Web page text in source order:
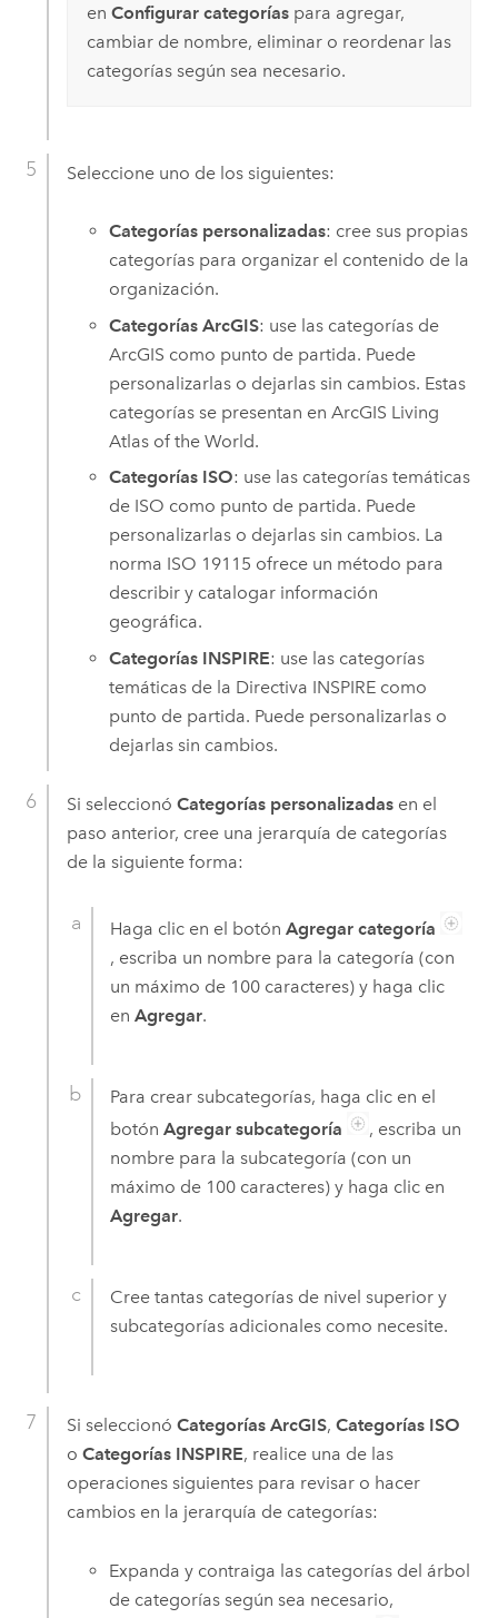
en Configurar categoríaspara agregar,
cambiar de nombre, eliminar o reordenar las
categorías según sea necesario.
Seleccione uno de los siguientes:
Categorías personalizadas: cree sus propias
categorías para organizar el contenido de la
organización.
Categorías ArcGIS: use las categorías de
ArcGIS como punto de partida. Puede
personalizarlas o dejarlas sin cambios. Estas
categorías se presentan enArcGIS Living
Atlas of the World.
Categorías ISO: use las categorías temáticas
de ISO como punto de partida. Puede
personalizarlas o dejarlas sin cambios. La
norma ISO 19115 ofrece un método para
describir y catalogar información
geográfica.
Categorías INSPIRE: use las categorías
temáticas de la Directiva INSPIRE como
punto de partida. Puede personalizarlas o
dejarlas sin cambios.
Si seleccionó Categorías personalizadasen el
paso anterior, cree una jerarquía de categorías
de la siguiente forma:
Haga clic en el botónAgregar categoría
, escriba un nombre para la categoría (con
un máximo de 100 caracteres) y haga clic
enAgregar.
Para crear subcategorías, haga clic en el
botónAgregar subcategoría
, escriba un
nombre para la subcategoría (con un
máximo de 100 caracteres) y haga clic en
Agregar.
Cree tantas categorías de nivel superior y
subcategorías adicionales como necesite.
Si seleccionó Categorías ArcGIS, Categorías ISO
o Categorías INSPIRE, realice una de las
operaciones siguientes para revisar o hacer
cambios en la jerarquía de categorías:
Expanda y contraiga las categorías del árbol
de categorías según sea necesario,